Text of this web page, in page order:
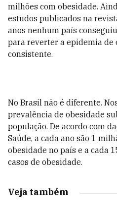
milhões com obesidade.
estudos publicados na
anos nenhum país
para reverter a epidemia de
consistente.
No Brasil não é diferente.
prevalência de obesidade
população. De acordo com
Saúde, a cada ano são 1
obesidade no país e a cada
casos de obesidade.
Veja também